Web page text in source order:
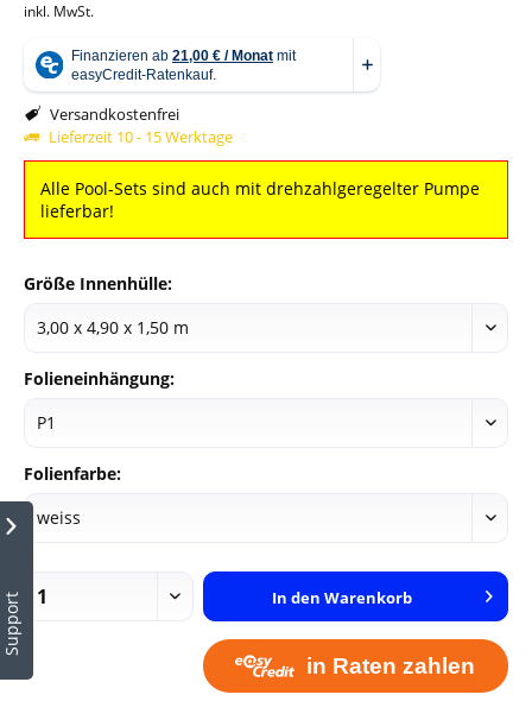
Support
inkl. MwSt.
Versandkostenfrei
Lieferzeit 10 - 15 Werktage
Alle Pool-Sets sind auch mit drehzahlgeregelter Pumpe
lieferbar!
Größe Innenhülle:
Folieneinhängung:
Folienfarbe:
In den Warenkorb